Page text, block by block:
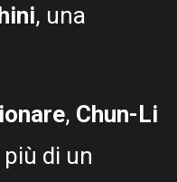
, una
, Chun-Li
più di un